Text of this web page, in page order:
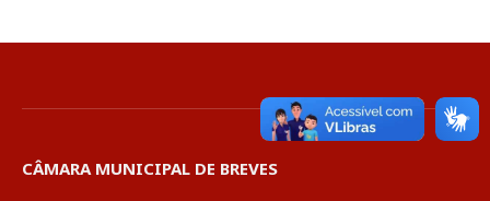
CÂMARA MUNICIPAL DE BREVES